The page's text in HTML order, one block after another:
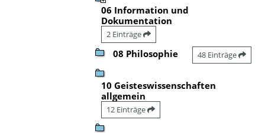
06 Information und
Dokumentation
2 Einträge
08 Philosophie 48 Einträge
10 Geisteswissenschaften
allgemein
12 Einträge